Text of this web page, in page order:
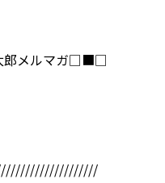
郎メルマガ□■□